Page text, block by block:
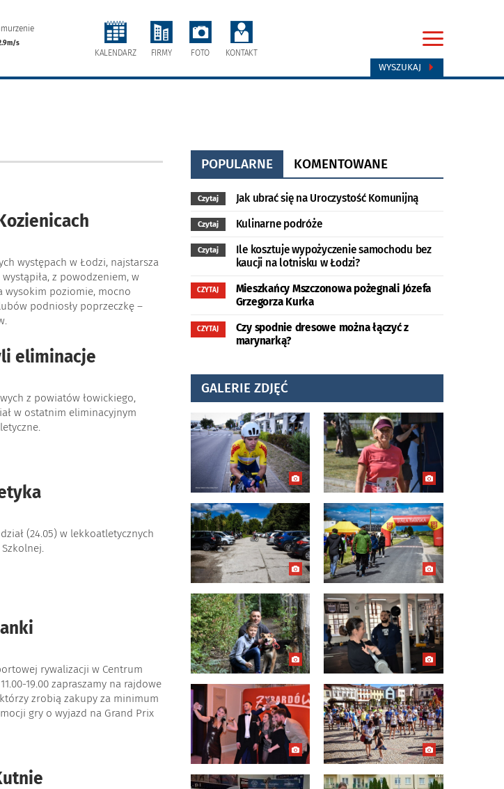
s
KALENDARZ FIRMY FOTO KONTAKT
WYSZUKAJ
występach w Łodzi, najstarsza
z powodzeniem, w
wysokim poziomie, mocno
podniosły poprzeczkę –
eliminacje
z powiatów łowickiego,
w ostatnim eliminacyjnym
(24.05) w lekkoatletycznych
rywalizacji w Centrum
19.00 zapraszamy na rajdowe
zrobią zakupy za minimum
gry o wyjazd na Grand Prix
POPULARNE KOMENTOWANE
Czytaj Jak ubrać się na Uroczystość Komunijną
Czytaj Kulinarne podróże
Czytaj
Ile kosztuje wypożyczenie samochodu bez
kaucji na lotnisku w Łodzi?
CZYTAJ
Mieszkańcy Mszczonowa pożegnali Józefa
Grzegorza Kurka
CZYTAJ
Czy spodnie dresowe można łączyć z
marynarką?
GALERIE ZDJĘĆ